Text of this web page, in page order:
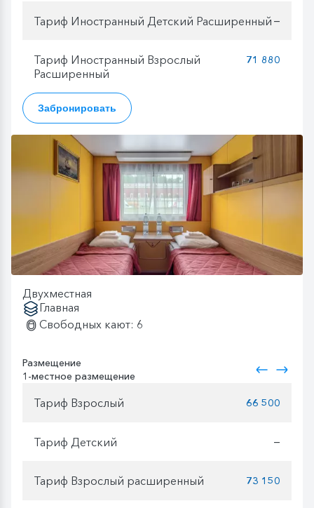
Тариф Иностранный Детский Расширенный —
Тариф Иностранный Взрослый
Расширенный
71 880
Забронировать
Двухместная
Главная
Свободных кают: 6
Размещение
1-местное размещение
Тариф Взрослый 66 500
Тариф Детский —
Тариф Взрослый расширенный 73 150